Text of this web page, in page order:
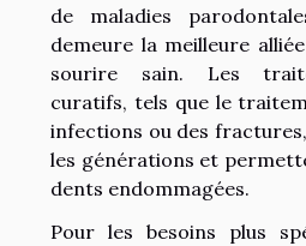
de maladies
demeure la meilleure
sourire sain. Les
curatifs, tels que le
infections ou des
les générations et
dents endommagées.
Pour les besoins plus